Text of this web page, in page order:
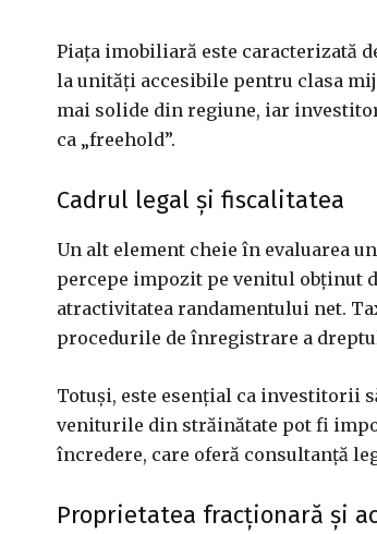
Piața imobiliară este caracterizată
la unități accesibile pentru clasa
mai solide din regiune, iar
ca „freehold”.
Cadrul legal și fiscalitatea
Un alt element cheie în evaluarea
percepe impozit pe venitul obținut
atractivitatea randamentului net.
procedurile de înregistrare a
Totuși, este esențial ca investitorii
veniturile din străinătate pot fi
încredere, care oferă consultanță
Proprietatea fracționară și